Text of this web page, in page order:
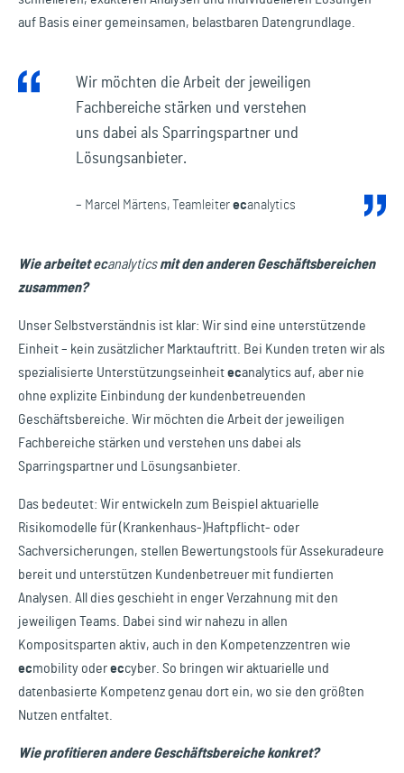
auf Basis einer gemeinsamen, belastbaren Datengrundlage.
Wir möchten die Arbeit der jeweiligen
Fachbereiche stärken und verstehen
uns dabei als Sparringspartner und
Lösungsanbieter.
– Marcel Märtens, Teamleiterecanalytics
Wie arbeitetecanalyticsmit den anderen Geschäftsbereichen
zusammen?
Unser Selbstverständnis ist klar: Wir sind eine unterstützende
Einheit – kein zusätzlicher Marktauftritt. Bei Kunden treten wir als
spezialisierte Unterstützungseinheitecanalyticsauf, aber nie
ohne explizite Einbindung der kundenbetreuenden
Geschäftsbereiche. Wir möchten die Arbeit der jeweiligen
Fachbereiche stärken und verstehen uns dabei als
Sparringspartner und Lösungsanbieter.
Das bedeutet: Wir entwickeln zum Beispiel aktuarielle
Risikomodelle für (Krankenhaus-)Haftpflicht- oder
Sachversicherungen, stellen Bewertungstools für Assekuradeure
bereit und unterstützen Kundenbetreuer mit fundierten
Analysen. All dies geschieht in enger Verzahnung mit den
jeweiligen Teams. Dabei sind wir nahezu in allen
Kompositsparten aktiv, auch in den Kompetenzzentren wie
ecmobility odereccyber . So bringen wir aktuarielle und
datenbasierte Kompetenz genau dort ein, wo sie den größten
Nutzen entfaltet.
Wie profitieren andere Geschäftsbereiche konkret?